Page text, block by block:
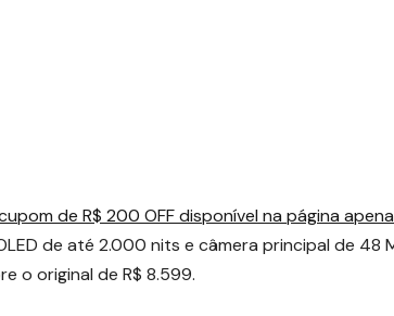
de R$ 200 OFF disponível na página
de até 2.000 nits e câmera principal de 48
o original de R$ 8.599.